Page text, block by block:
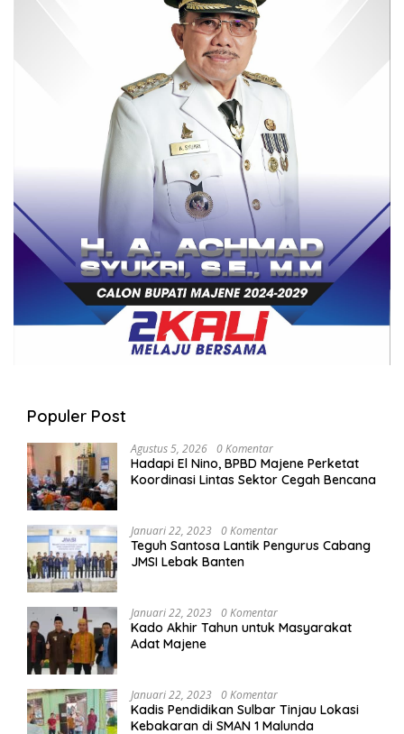
Populer Post
Agustus 5, 2026 0 Komentar
Hadapi El Nino, BPBD Majene Perketat
Koordinasi Lintas Sektor Cegah Bencana
Januari 22, 2023 0 Komentar
Teguh Santosa Lantik Pengurus Cabang
JMSI Lebak Banten
Januari 22, 2023 0 Komentar
Kado Akhir Tahun untuk Masyarakat
Adat Majene
Januari 22, 2023 0 Komentar
Kadis Pendidikan Sulbar Tinjau Lokasi
Kebakaran di SMAN 1 Malunda